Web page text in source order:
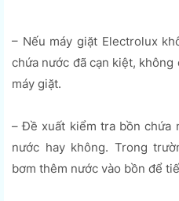
– Nếu máy giặt Electrolux
chứa nước đã cạn kiệt,
máy giặt.
– Đề xuất kiểm tra bồn chứa
nước hay không. Trong
bơm thêm nước vào bồn để